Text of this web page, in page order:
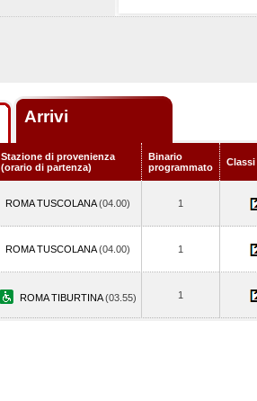
Arrivi
Stazione di provenienza
(orario di partenza)
Binario
programmato
ROMA TUSCOLANA(04.00) 1
ROMA TUSCOLANA(04.00) 1
ROMA TIBURTINA(03.55) 1